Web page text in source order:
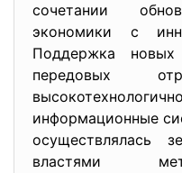
сочетании
экономики с
Поддержка
передовых
информационные
осуществлялась
властями